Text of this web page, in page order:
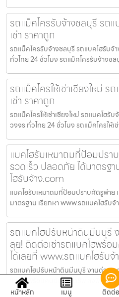
รถแม็คโครรับจ้างชลบุรี รถแ
เช่า ราคาถูก
รถแม็คโครรับจ้างชลบุรี รถแบคโฮรับจ้
ทั่วไทย 24 ชั่วโมง รถแม็คโครรับจ้างช
รถแม็คโครให้เช่าเชียงใหม่ ร
เช่า ราคาถูก
รถแม็คโครให้เช่าเชียงใหม่ รถแบคโฮรั
วงจร ทั่วไทย 24 ชั่วโมง รถแม็คโครให้เ
แบคโฮรับเหมาถมที่ป้อมปร
รวดเร็ว ปลอดภัย ได้มาตรฐ
โฮรับจ้าง.com
แบคโฮรับเหมาถมที่ป้อมปราบศัตรูพ่าย
มาตรฐาน เรียกหา www.รถแบคโฮรับ
รถแบคโฮปรับหน้าดินมีนบุรี
ลุย! ติดต่อเช่ารถแบคโฮพร้
ได้เลยที่ www.รถแบคโฮรับจ้
รถแบคโฮปรับหน้าดินมีนบุรี งานด่วน ง
แบคโฮพร้อมคนขับมืออาชีพ ลงพื้นที่ไวไ
หน้าหลัก
เมนู ติดต่อ